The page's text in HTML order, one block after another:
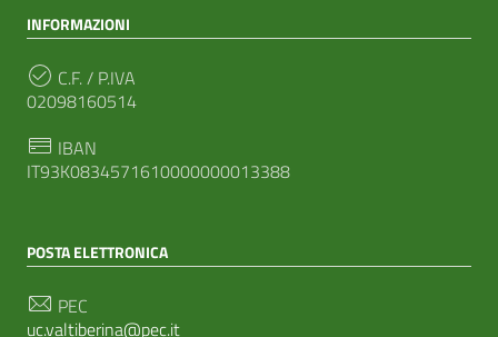
INFORMAZIONI
C.F. / P.IVA
02098160514
IBAN
IT93K0834571610000000013388
POSTA ELETTRONICA
PEC
uc.valtiberina@pec.it